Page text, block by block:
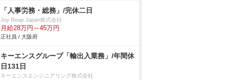
「人事労務・総務」/完休二日
Joy Reap Japan株式会社
月給28万円～45万円
正社員 / 大阪府
キーエンスグループ「輸出入業務」/年間休
日131日
キーエンスエンジニアリング株式会社